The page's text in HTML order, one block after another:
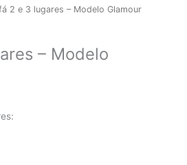
2 e 3 lugares – Modelo Glamour
– Modelo